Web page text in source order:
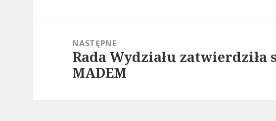
NASTĘPNE
Następny
wpis:
Rada Wydziału zatwierdziła
MADEM